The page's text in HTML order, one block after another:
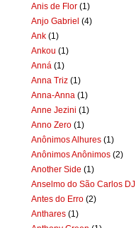
Anis de Flor (1)
Anjo Gabriel (4)
Ank (1)
Ankou (1)
Anná (1)
Anna Triz (1)
Anna-Anna (1)
Anne Jezini (1)
Anno Zero (1)
Anônimos Alhures (1)
Anônimos Anônimos (2)
Another Side (1)
Anselmo do São Carlos DJ
Antes do Erro (2)
Anthares (1)